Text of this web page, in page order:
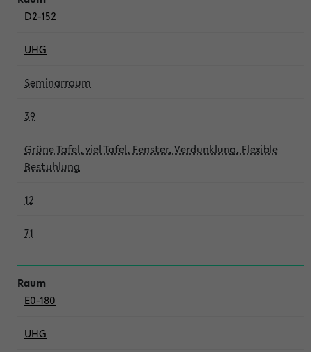
D2-152
UHG
Seminarraum
39
Grüne Tafel, viel Tafel, Fenster, Verdunklung, Flexible
Bestuhlung
12
71
E0-180
UHG